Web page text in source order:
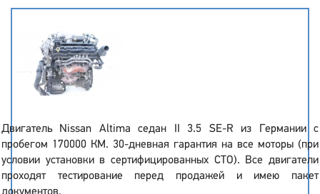
Двигатель Nissan Altima седан II 3.5 SE-R из Германии с
пробегом 170000 КМ. 30-дневная гарантия на все моторы (при
условии установки в сертифицированных СТО). Все двигатели
проходят тестирование перед продажей и имею пакет